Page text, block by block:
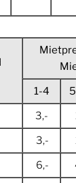
1-4
3,-
3,-
6,-